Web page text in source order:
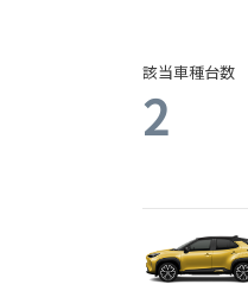
該当車種台数
2